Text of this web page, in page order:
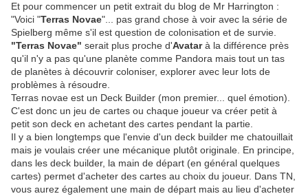
Et pour commencer un petit extrait du blog de Mr Harrington :
"Voici "Terras Novae"... pas grand chose à voir avec la série de
Spielberg même s'il est question de colonisation et de survie.
"Terras Novae" serait plus proche d'Avatarà la différence près
qu'il n'y a pas qu'une planète comme Pandora mais tout un tas
de planètes à découvrir coloniser, explorer avec leur lots de
problèmes à résoudre.
Terras novae est un Deck Builder (mon premier... quel émotion).
C'est donc un jeu de cartes ou chaque joueur va créer petit à
petit son deck en achetant des cartes pendant la partie.
Il y a bien longtemps que l'envie d'un deck builder me chatouillait
mais je voulais créer une mécanique plutôt originale. En principe,
dans les deck builder, la main de départ (en général quelques
cartes) permet d'acheter des cartes au choix du joueur. Dans TN,
vous aurez également une main de départ mais au lieu d'acheter